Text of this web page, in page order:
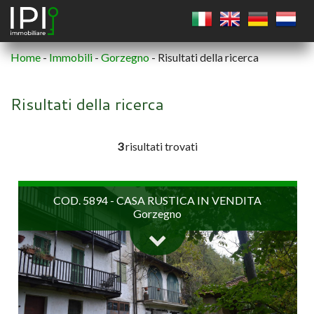
Home-Immobili-Gorzegno-Risultati della ricerca
Risultati della ricerca
3risultati trovati
COD. 5894 - CASA RUSTICA IN VENDITA
Gorzegno